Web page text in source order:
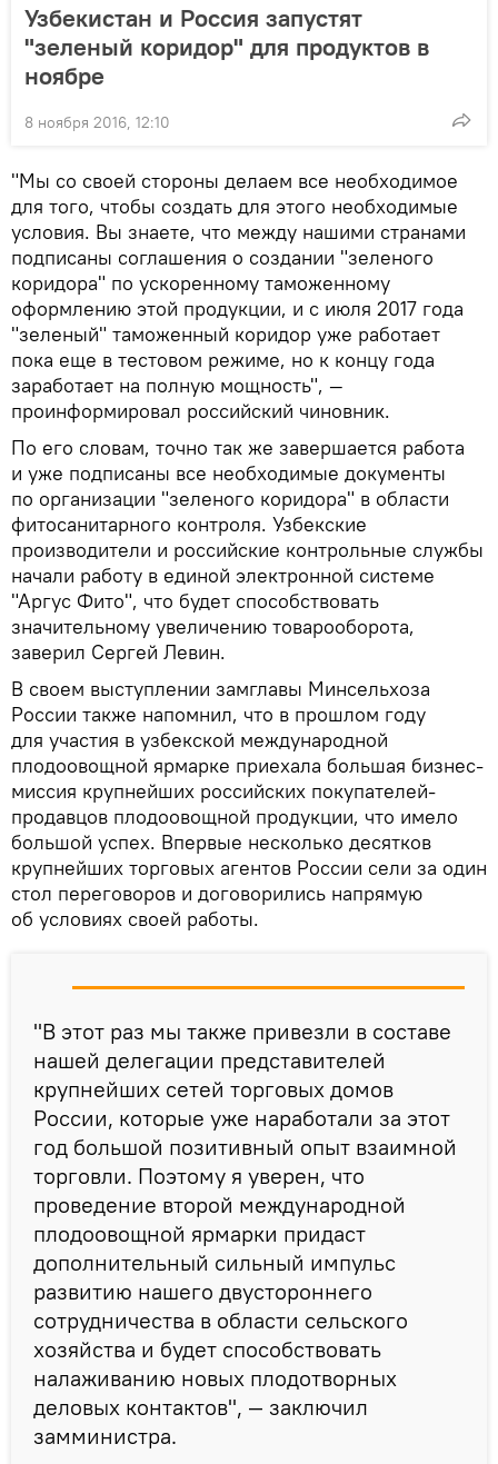
Узбекистан и Россия запустят
"зеленый коридор" для продуктов в
ноябре
8 ноября 2016, 12:10
"Мы со своей стороны делаем все необходимое
для того, чтобы создать для этого необходимые
условия. Вы знаете, что между нашими странами
подписаны соглашения о создании "зеленого
коридора" по ускоренному таможенному
оформлению этой продукции, и с июля 2017 года
"зеленый" таможенный коридор уже работает
пока еще в тестовом режиме, но к концу года
заработает на полную мощность", —
проинформировал российский чиновник.
По его словам, точно так же завершается работа
и уже подписаны все необходимые документы
по организации "зеленого коридора" в области
фитосанитарного контроля. Узбекские
производители и российские контрольные службы
начали работу в единой электронной системе
"Аргус Фито", что будет способствовать
значительному увеличению товарооборота,
заверил Сергей Левин.
В своем выступлении замглавы Минсельхоза
России также напомнил, что в прошлом году
для участия в узбекской международной
плодоовощной ярмарке приехала большая бизнес-
миссия крупнейших российских покупателей-
продавцов плодоовощной продукции, что имело
большой успех. Впервые несколько десятков
крупнейших торговых агентов России сели за один
стол переговоров и договорились напрямую
об условиях своей работы.
"В этот раз мы также привезли в составе
нашей делегации представителей
крупнейших сетей торговых домов
России, которые уже наработали за этот
год большой позитивный опыт взаимной
торговли. Поэтому я уверен, что
проведение второй международной
плодоовощной ярмарки придаст
дополнительный сильный импульс
развитию нашего двустороннего
сотрудничества в области сельского
хозяйства и будет способствовать
налаживанию новых плодотворных
деловых контактов", — заключил
замминистра.